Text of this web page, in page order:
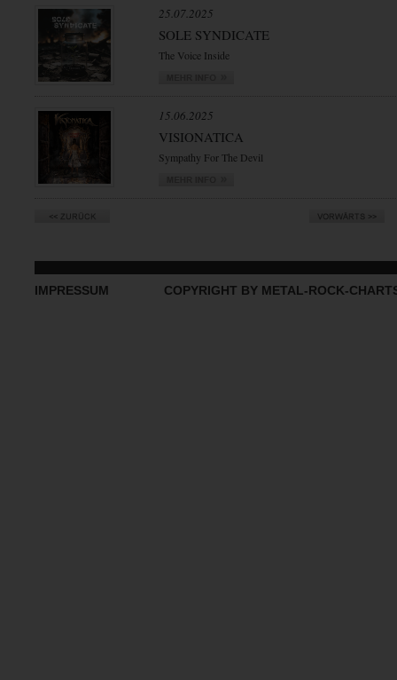
25.07.2025
SOLE SYNDICATE
The Voice Inside
15.06.2025
VISIONATICA
Sympathy For The Devil
IMPRESSUM COPYRIGHT BY METAL-ROCK-